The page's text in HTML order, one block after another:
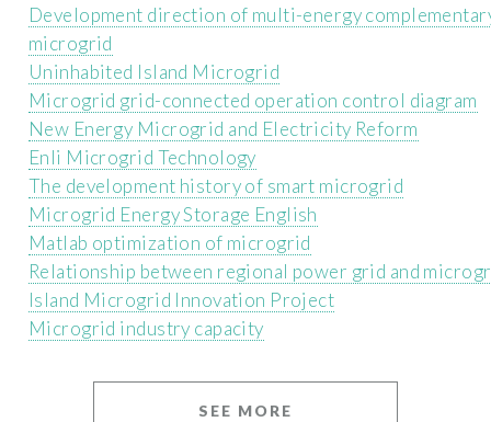
Development direction of multi-energy
microgrid
Uninhabited Island Microgrid
Microgrid grid-connected operation control diagram
New Energy Microgrid and Electricity Reform
Enli Microgrid Technology
The development history of smart microgrid
Microgrid Energy Storage English
Matlab optimization of microgrid
Relationship between regional power grid and
Island Microgrid Innovation Project
Microgrid industry capacity
SEE MORE